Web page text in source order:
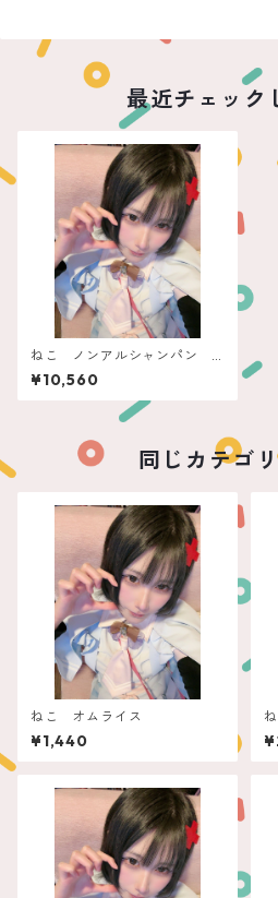
最近チェック
ねこ ノンアルシャンパン
ポールジロー
¥10,560
同じカテゴ
ねこ オムライス
¥1,440